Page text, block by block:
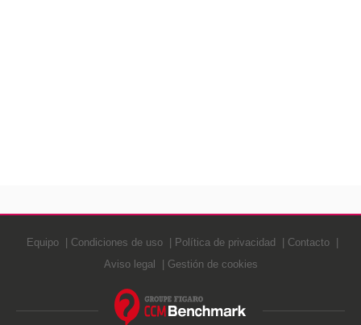
Equipo Condiciones de uso Política de privacidad
Contacto
Aviso legal
Gestión de cookies